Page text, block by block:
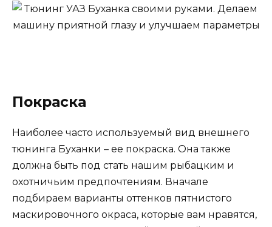
Покраска
Наиболее часто используемый вид внешнего
тюнинга Буханки – ее покраска. Она также
должна быть под стать нашим рыбацким и
охотничьим предпочтениям. Вначале
подбираем варианты оттенков пятнистого
маскировочного окраса, которые вам нравятся,